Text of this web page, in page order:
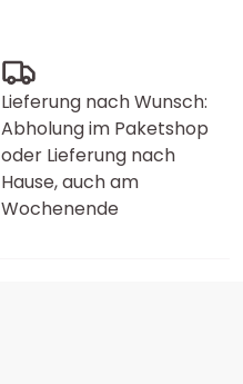
Lieferung nach Wunsch:
Abholung im Paketshop
oder Lieferung nach
Hause, auch am
Wochenende